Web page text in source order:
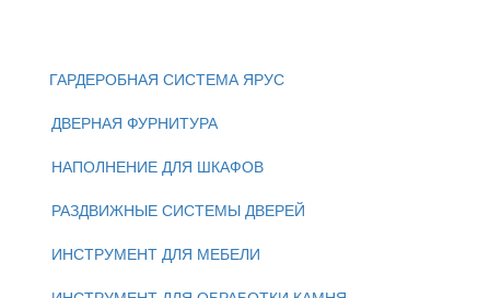
ГАРДЕРОБНАЯ СИСТЕМА ЯРУС
ДВЕРНАЯ ФУРНИТУРА
НАПОЛНЕНИЕ ДЛЯ ШКАФОВ
РАЗДВИЖНЫЕ СИСТЕМЫ ДВЕРЕЙ
ИНСТРУМЕНТ ДЛЯ МЕБЕЛИ